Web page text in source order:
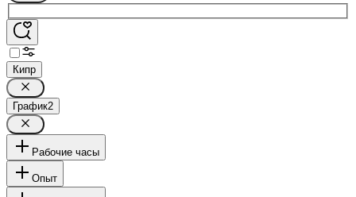
Кипр
График2
Рабочие часы
Опыт